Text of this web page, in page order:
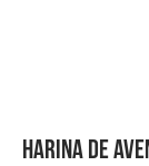
HARINA DE